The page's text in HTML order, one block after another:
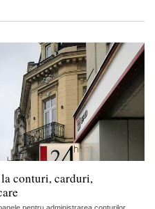
conturi, carduri,
pentru administrarea conturilor,